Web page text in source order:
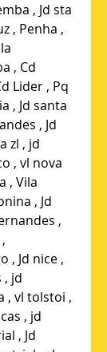
, Jd sta
, Penha ,
, Cd
Lider , Pq
, Jd santa
, Jd
zl , jd
, vl nova
, Vila
, Jd
,
, Jd nice ,
, jd
, vl tolstoi ,
, jd
, Jd